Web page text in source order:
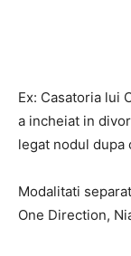
Ex: Casatoria lui
a incheiat in
legat nodul dupa
Modalitati
One Direction,